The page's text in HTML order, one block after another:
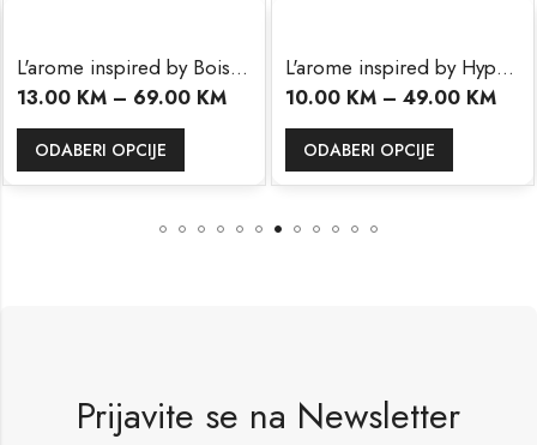
L'arome inspired by Bois Pacifique
13.00 KM – 69.00 KM
ODABERI OPCIJE
L'arome inspired by Hypnotic Poison
10.00 KM – 49.00 KM
ODABERI OPCIJE
Prijavite se na Newsletter